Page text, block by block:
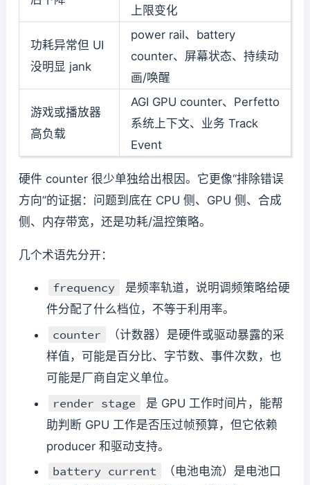
上限变化
功耗异常但 UI
没明显 jank
power rail、battery
counter、屏幕状态、持续动
画/唤醒
游戏或播放器
高负载
AGI GPU counter、Perfetto
系统上下文、业务 Track
Event
硬件 counter 很少单独给出根因。它更像“排除错误
方向”的证据：问题到底在 CPU 侧、GPU 侧、合成
侧、内存带宽，还是功耗/温控策略。
几个术语先分开：
frequency
是频率轨道，说明调频策略给硬
件分配了什么档位，不等于利用率。
counter
（计数器）是硬件或驱动暴露的采
样值，可能是百分比、字节数、事件次数，也
可能是厂商自定义单位。
render stage
是 GPU 工作时间片，能帮
助判断 GPU 工作是否压过帧预算，但它依赖
producer 和驱动支持。
battery current
（电池电流）是电池口